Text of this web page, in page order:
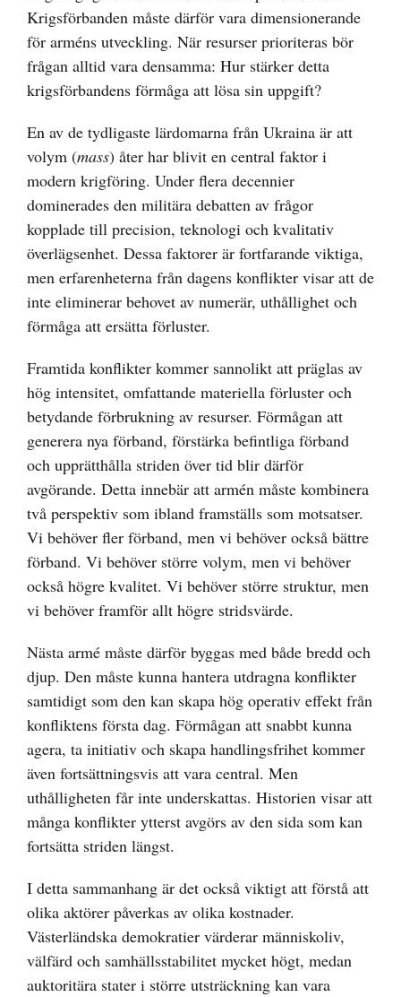
Krigsförbanden måste därför vara dimensionerande
för arméns utveckling. När resurser prioriteras bör
frågan alltid vara densamma: Hur stärker detta
krigsförbandens förmåga att lösa sin uppgift?
En av de tydligaste lärdomarna från Ukraina är att
volym (mass) åter har blivit en central faktor i
modern krigföring. Under flera decennier
dominerades den militära debatten av frågor
kopplade till precision, teknologi och kvalitativ
överlägsenhet. Dessa faktorer är fortfarande viktiga,
men erfarenheterna från dagens konflikter visar att de
inte eliminerar behovet av numerär, uthållighet och
förmåga att ersätta förluster.
Framtida konflikter kommer sannolikt att präglas av
hög intensitet, omfattande materiella förluster och
betydande förbrukning av resurser. Förmågan att
generera nya förband, förstärka befintliga förband
och upprätthålla striden över tid blir därför
avgörande. Detta innebär att armén måste kombinera
två perspektiv som ibland framställs som motsatser.
Vi behöver fler förband, men vi behöver också bättre
förband. Vi behöver större volym, men vi behöver
också högre kvalitet. Vi behöver större struktur, men
vi behöver framför allt högre stridsvärde.
Nästa armé måste därför byggas med både bredd och
djup. Den måste kunna hantera utdragna konflikter
samtidigt som den kan skapa hög operativ effekt från
konfliktens första dag. Förmågan att snabbt kunna
agera, ta initiativ och skapa handlingsfrihet kommer
även fortsättningsvis att vara central. Men
uthålligheten får inte underskattas. Historien visar att
många konflikter ytterst avgörs av den sida som kan
fortsätta striden längst.
I detta sammanhang är det också viktigt att förstå att
olika aktörer påverkas av olika kostnader.
Västerländska demokratier värderar människoliv,
välfärd och samhällsstabilitet mycket högt, medan
auktoritära stater i större utsträckning kan vara